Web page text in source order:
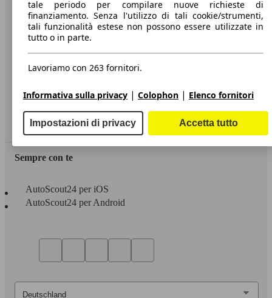
Condizioni generali
Informazioni
Area rivenditori
Sempre con te
AutoScout24 per iOS
AutoScout24 per Android
tale periodo per compilare nuove richieste di
finanziamento. Senza l'utilizzo di tali cookie/strumenti,
tali funzionalità estese non possono essere utilizzate in
tutto o in parte.
Lavoriamo con 263 fornitori.
Informativa sulla privacy | Colophon | Elenco fornitori
Impostazioni di privacy Accetta tutto